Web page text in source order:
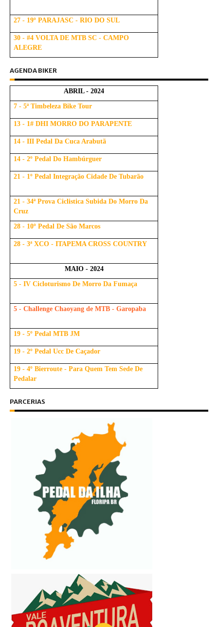
27 - 19º PARAJASC - RIO DO SUL
30 - #4 VOLTA DE MTB SC - CAMPO
ALEGRE
AGENDA BIKER
ABRIL - 2024
7 - 5ª Timbeleza Bike Tour
13 - 1# DHI MORRO DO PARAPENTE
14 - III Pedal Da Cuca Arabutã
14 - 2º Pedal Do Hambúrguer
21 - 1º Pedal Integração Cidade De Tubarão
21 - 34ª Prova Ciclistica Subida Do Morro Da
Cruz
28 - 10º Pedal De São Marcos
28 - 3ª XCO - ITAPEMA CROSS COUNTRY
MAIO - 2024
5 - IV Cicloturismo De Morro Da Fumaça
5 - Challenge Chaoyang de MTB - Garopaba
19 - 5º Pedal MTB JM
19 - 2º Pedal Ucc De Caçador
19 - 4º Bierroute - Para Quem Tem Sede De
Pedalar
PARCERIAS